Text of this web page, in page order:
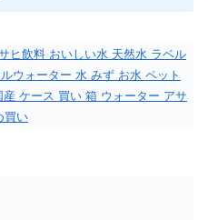
ヒ飲料 おいしい水 天然水 ラベル
ウォーター 水 みず お水 ペット
ケース 買い 箱 ウォーター アサ
買い